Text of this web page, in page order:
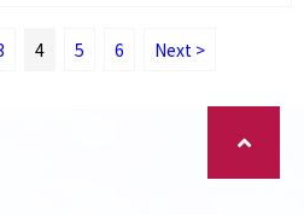
4 5 6 Next >